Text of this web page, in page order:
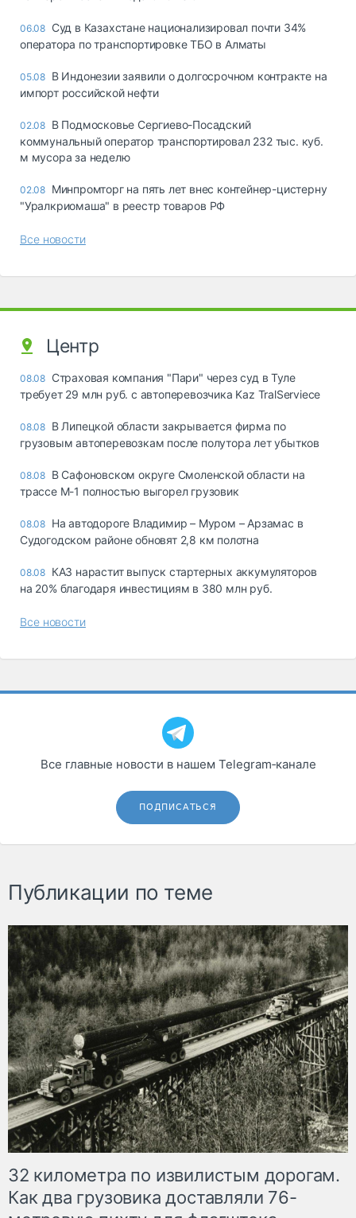
06.08 Суд в Казахстане национализировал почти 34%
оператора по транспортировке ТБО в Алматы
05.08 В Индонезии заявили о долгосрочном контракте на
импорт российской нефти
02.08 В Подмосковье Сергиево-Посадский
коммунальный оператор транспортировал 232 тыс. куб.
м мусора за неделю
02.08 Минпромторг на пять лет внес контейнер-цистерну
"Уралкриомаша" в реестр товаров РФ
Все новости
Центр
08.08 Страховая компания "Пари" через суд в Туле
требует 29 млн руб. с автоперевозчика Kaz TralServiece
08.08 В Липецкой области закрывается фирма по
грузовым автоперевозкам после полутора лет убытков
08.08 В Сафоновском округе Смоленской области на
трассе М-1 полностью выгорел грузовик
08.08 На автодороге Владимир – Муром – Арзамас в
Судогодском районе обновят 2,8 км полотна
08.08 КАЗ нарастит выпуск стартерных аккумуляторов
на 20% благодаря инвестициям в 380 млн руб.
Все новости
Все главные новости в нашем Telegram‑канале
ПОДПИСАТЬСЯ
Публикации по теме
32 километра по извилистым дорогам.
Как два грузовика доставляли 76-